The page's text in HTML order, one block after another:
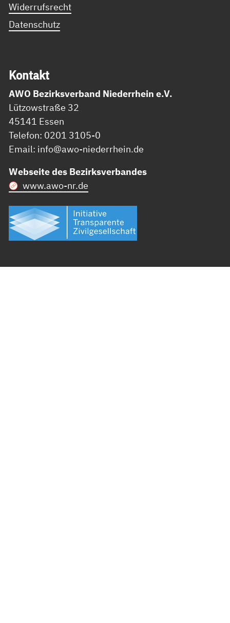
Widerrufsrecht
Datenschutz
Kon­takt
AWO Bezirksverband Niederrhein e.V.
Lützowstraße 32
45141 Essen
Telefon: 0201 3105-0
Email: info@awo-niederrhein.de
Webseite des Bezirksverbandes
www.awo-nr.de